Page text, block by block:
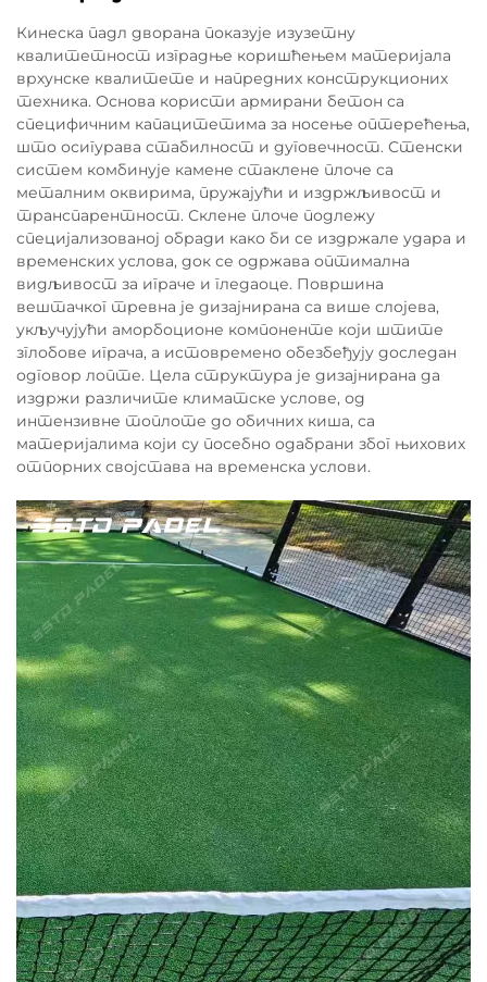
Кинеска падл дворана показује изузетну
квалитетност изградње коришћењем материјала
врхунске квалитете и напредних конструкционих
техника. Основа користи армирани бетон са
специфичним капацитетима за носење оптерећења,
што осигурава стабилност и дуговечност. Стенски
систем комбинује камене стаклене плоче са
металним оквирима, пружајући и издржљивост и
транспарентност. Склене плоче подлежу
специјализованој обради како би се издржале удара и
временских услова, док се одржава оптимална
видљивост за играче и гледаоце. Површина
вештачког тревна је дизајнирана са више слојева,
укључујући аморбоционе компоненте који штите
зглобове играча, а истовремено обезбеђују доследан
одговор лопте. Цела структура је дизајнирана да
издржи различите климатске услове, од
интензивне топлоте до обичних киша, са
материјалима који су посебно одабрани због њихових
отпорних својстава на временска услови.